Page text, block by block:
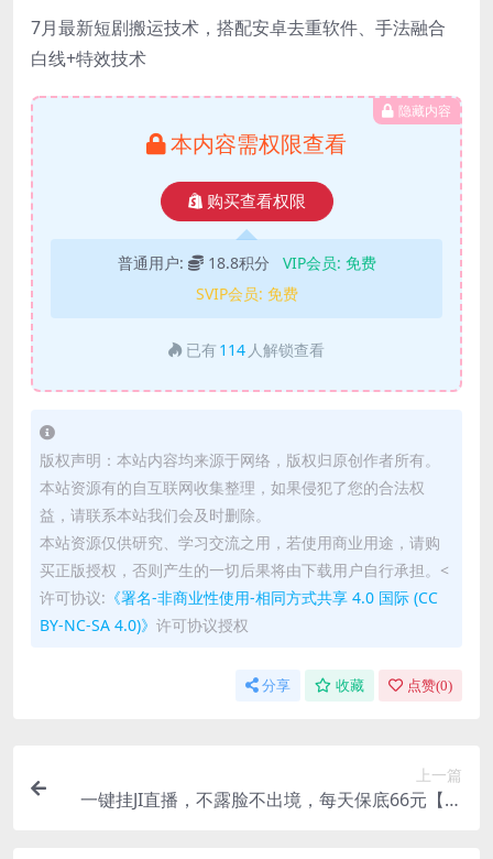
7月最新短剧搬运技术 ，搭配安卓去重软件、手法融合
白线+特效技术
隐藏内容
本内容需权限查看
购买查看权限
普通用户: 18.8积分 VIP会员: 免费
SVIP会员: 免费
已有 114 人解锁查看
版权声明：本站内容均来源于网络，版权归原创作者所有。
本站资源有的自互联网收集整理，如果侵犯了您的合法权
益，请联系本站我们会及时删除。
本站资源仅供研究、学习交流之用，若使用商业用途，请购
买正版授权，否则产生的一切后果将由下载用户自行承担。<
许可协议: 《署名-非商业性使用-相同方式共享 4.0 国际 (CC
BY-NC-SA 4.0)》 许可协议授权
分享 收藏 点赞(0)
上一篇
一键挂JI直播，不露脸不出境，每天保底66元【揭